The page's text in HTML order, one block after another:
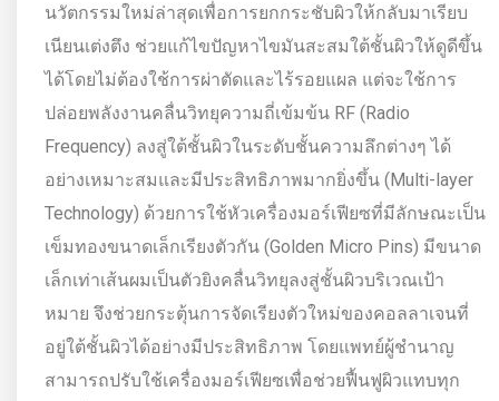
นวัตกรรมใหม่ล่าสุดเพื่อการยกกระชับผิวให้กลับมาเรียบ
เนียนเต่งตึง ช่วยแก้ไขปัญหาไขมันสะสมใต้ชั้นผิวให้ดูดีขึ้น
ได้โดยไม่ต้องใช้การผ่าตัดและไร้รอยแผล แต่จะใช้การ
ปล่อยพลังงานคลื่นวิทยุความถี่เข้มข้น RF (Radio
Frequency) ลงสู่ใต้ชั้นผิวในระดับชั้นความลึกต่างๆ ได้
อย่างเหมาะสมและมีประสิทธิภาพมากยิ่งขึ้น (Multi-layer
Technology) ด้วยการใช้หัวเครื่องมอร์เฟียซที่มีลักษณะเป็น
เข็มทองขนาดเล็กเรียงตัวกัน (Golden Micro Pins) มีขนาด
เล็กเท่าเส้นผมเป็นตัวยิงคลื่นวิทยุลงสู่ชั้นผิวบริเวณเป้า
หมาย จึงช่วยกระตุ้นการจัดเรียงตัวใหม่ของคอลลาเจนที่
อยู่ใต้ชั้นผิวได้อย่างมีประสิทธิภาพ โดยแพทย์ผู้ชำนาญ
สามารถปรับใช้เครื่องมอร์เฟียซเพื่อช่วยฟื้นฟูผิวแทบทุก